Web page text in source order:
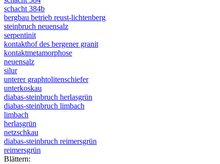
schacht 384b
bergbau betrieb reust-lichtenberg
steinbruch neuensalz
serpentinit
kontakthof des bergener granit
kontaktmetamorphose
neuensalz
silur
unterer graphtolitenschiefer
unterkoskau
diabas-steinbruch herlasgrün
diabas-steinbruch limbach
limbach
herlasgrün
netzschkau
diabas-steinbruch reimersgrün
reimersgrün
Blättern: